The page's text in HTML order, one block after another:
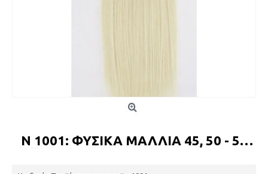
N 1001: ΦΥΣΙΚΆ ΜΑΛΛΙΆ 45, 50 - 55 CM. ΦΆΡΔΟΣ ΤΗΣ ΤΡΈΣΑΣ 80 CM.